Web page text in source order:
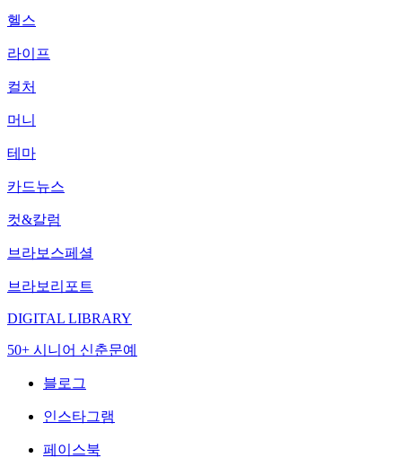
헬스
라이프
컬처
머니
테마
카드뉴스
컷&칼럼
브라보스페셜
브라보리포트
DIGITAL LIBRARY
50+ 시니어 신춘문예
블로그
인스타그램
페이스북